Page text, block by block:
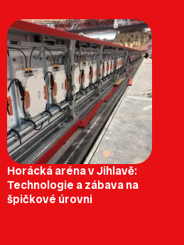
Horácká aréna v Jihlavě:
Technologie a zábava na
špičkové úrovni